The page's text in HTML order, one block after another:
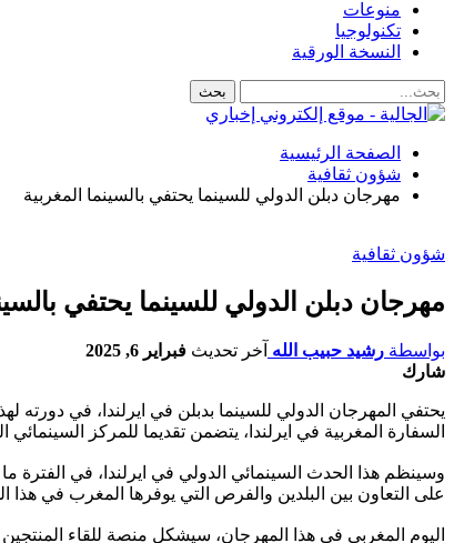
منوعات
تكنولوجيا
النسخة الورقية
الصفحة الرئيسية
شؤون ثقافية
مهرجان دبلن الدولي للسينما يحتفي بالسينما المغربية
شؤون ثقافية
مهرجان دبلن الدولي للسينما يحتفي
بواسطة رشيد حبيب الله آخر تحديث فبراير 6, 2025
شارك
يحتفي المهرجان الدولي للسينما بدبلن في ايرلندا، في
السفارة المغربية في ايرلندا، يتضمن تقديما للمركز
على التعاون بين البلدين والفرص التي يوفرها المغرب في هذا